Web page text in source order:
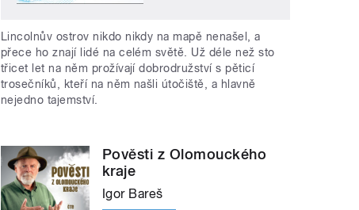
Lincolnův ostrov nikdo nikdy na mapě nenašel, a
přece ho znají lidé na celém světě. Už déle než sto
třicet let na něm prožívají dobrodružství s pěticí
trosečníků, kteří na něm našli útočiště, a hlavně
nejedno tajemství.
Pověsti z Olomouckého
kraje
Igor Bareš